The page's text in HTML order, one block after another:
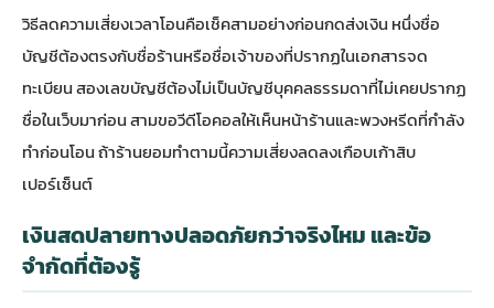
วิธีลดความเสี่ยงเวลาโอนคือเช็คสามอย่างก่อนกดส่งเงิน หนึ่งชื่อ
บัญชีต้องตรงกับชื่อร้านหรือชื่อเจ้าของที่ปรากฏในเอกสารจด
ทะเบียน สองเลขบัญชีต้องไม่เป็นบัญชีบุคคลธรรมดาที่ไม่เคยปรากฏ
ชื่อในเว็บมาก่อน สามขอวีดีโอคอลให้เห็นหน้าร้านและพวงหรีดที่กำลัง
ทำก่อนโอน ถ้าร้านยอมทำตามนี้ความเสี่ยงลดลงเกือบเก้าสิบ
เปอร์เซ็นต์
เงินสดปลายทางปลอดภัยกว่าจริงไหม และข้อ
จำกัดที่ต้องรู้